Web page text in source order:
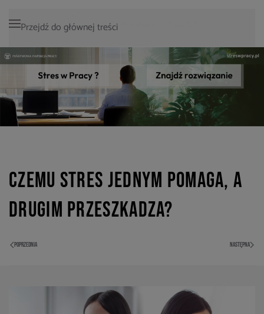
Przejdź do głównej treści
Czemu stres jednym pomaga, a
drugim przeszkadza?
POPRZEDNIA NASTĘPNA